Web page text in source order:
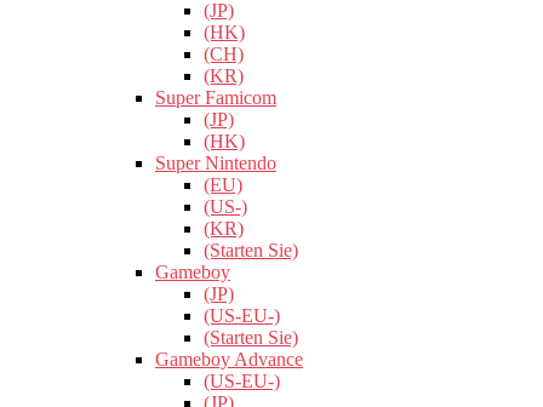
(JP)
(HK)
(CH)
(KR)
Super Famicom
(JP)
(HK)
Super Nintendo
(EU)
(US-)
(KR)
(Starten Sie)
Gameboy
(JP)
(US-EU-)
(Starten Sie)
Gameboy Advance
(US-EU-)